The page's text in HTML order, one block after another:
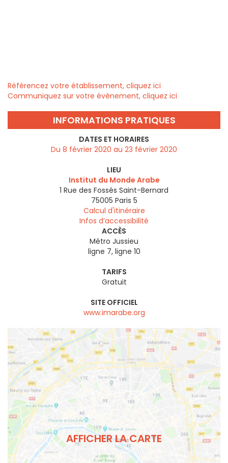
Référencez votre établissement, cliquez ici
Communiquez sur votre évènement, cliquez ici
INFORMATIONS PRATIQUES
DATES ET HORAIRES
Du 8 février 2020 au 23 février 2020
LIEU
Institut du Monde Arabe
1 Rue des Fossés Saint-Bernard
75005 Paris 5
Calcul d'itinéraire
Infos d’accessibilité
ACCÈS
Métro Jussieu
ligne 7, ligne 10
TARIFS
Gratuit
SITE OFFICIEL
www.imarabe.org
AFFICHER LA CARTE